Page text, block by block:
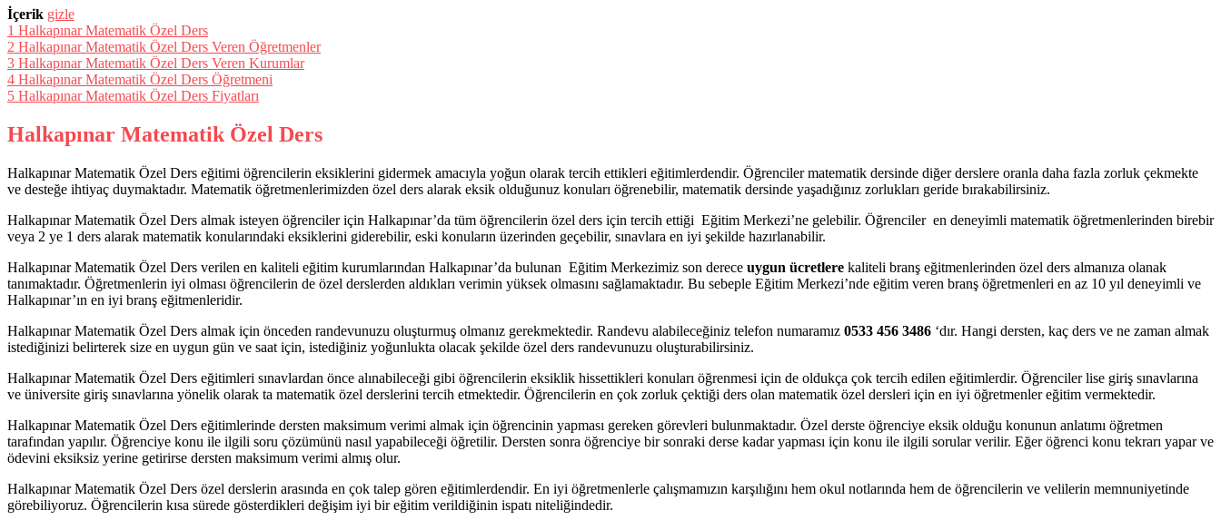
İçerik gizle
1 Halkapınar Matematik Özel Ders
2 Halkapınar Matematik Özel Ders Veren Öğretmenler
3 Halkapınar Matematik Özel Ders Veren Kurumlar
4 Halkapınar Matematik Özel Ders Öğretmeni
5 Halkapınar Matematik Özel Ders Fiyatları
Halkapınar Matematik Özel Ders
Halkapınar Matematik Özel Ders eğitimi öğrencilerin eksiklerini gidermek amacıyla yoğun olarak tercih ettikleri eğitimlerdendir. Öğrenciler matematik dersinde diğer derslere oranla daha fazla zorluk çekmekte
ve desteğe ihtiyaç duymaktadır. Matematik öğretmenlerimizden özel ders alarak eksik olduğunuz konuları öğrenebilir, matematik dersinde yaşadığınız zorlukları geride bırakabilirsiniz.
Halkapınar Matematik Özel Ders almak isteyen öğrenciler için Halkapınar’da tüm öğrencilerin özel ders için tercih ettiği Eğitim Merkezi’ne gelebilir. Öğrenciler en deneyimli matematik öğretmenlerinden birebir
veya 2 ye 1 ders alarak matematik konularındaki eksiklerini giderebilir, eski konuların üzerinden geçebilir, sınavlara en iyi şekilde hazırlanabilir.
Halkapınar Matematik Özel Ders verilen en kaliteli eğitim kurumlarından Halkapınar’da bulunan Eğitim Merkezimiz son derece uygun ücretlere kaliteli branş eğitmenlerinden özel ders almanıza olanak
tanımaktadır. Öğretmenlerin iyi olması öğrencilerin de özel derslerden aldıkları verimin yüksek olmasını sağlamaktadır. Bu sebeple Eğitim Merkezi’nde eğitim veren branş öğretmenleri en az 10 yıl deneyimli ve
Halkapınar’ın en iyi branş eğitmenleridir.
Halkapınar Matematik Özel Ders almak için önceden randevunuzu oluşturmuş olmanız gerekmektedir. Randevu alabileceğiniz telefon numaramız 0533 456 3486 ‘dır. Hangi dersten, kaç ders ve ne zaman almak
istediğinizi belirterek size en uygun gün ve saat için, istediğiniz yoğunlukta olacak şekilde özel ders randevunuzu oluşturabilirsiniz.
Halkapınar Matematik Özel Ders eğitimleri sınavlardan önce alınabileceği gibi öğrencilerin eksiklik hissettikleri konuları öğrenmesi için de oldukça çok tercih edilen eğitimlerdir. Öğrenciler lise giriş sınavlarına
ve üniversite giriş sınavlarına yönelik olarak ta matematik özel derslerini tercih etmektedir. Öğrencilerin en çok zorluk çektiği ders olan matematik özel dersleri için en iyi öğretmenler eğitim vermektedir.
Halkapınar Matematik Özel Ders eğitimlerinde dersten maksimum verimi almak için öğrencinin yapması gereken görevleri bulunmaktadır. Özel derste öğrenciye eksik olduğu konunun anlatımı öğretmen
tarafından yapılır. Öğrenciye konu ile ilgili soru çözümünü nasıl yapabileceği öğretilir. Dersten sonra öğrenciye bir sonraki derse kadar yapması için konu ile ilgili sorular verilir. Eğer öğrenci konu tekrarı yapar ve
ödevini eksiksiz yerine getirirse dersten maksimum verimi almış olur.
Halkapınar Matematik Özel Ders özel derslerin arasında en çok talep gören eğitimlerdendir. En iyi öğretmenlerle çalışmamızın karşılığını hem okul notlarında hem de öğrencilerin ve velilerin memnuniyetinde
görebiliyoruz. Öğrencilerin kısa sürede gösterdikleri değişim iyi bir eğitim verildiğinin ispatı niteliğindedir.